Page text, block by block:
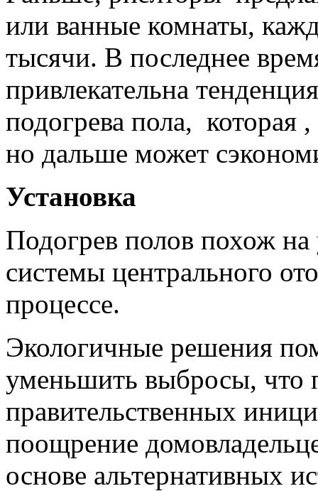
или ванные комнаты,
тысячи. В последнее
привлекательна
подогрева пола, которая
но дальше может
Установка
Подогрев полов похож
системы центрального
процессе.
Экологичные решения
уменьшить выбросы, что
правительственных
поощрение
основе альтернативных